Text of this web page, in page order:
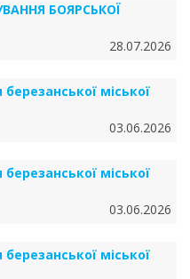
БОЯРСЬКОЇ
28.07.2026
міської
03.06.2026
міської
03.06.2026
міської